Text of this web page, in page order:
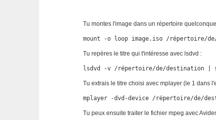
Tu montes l'image dans un répertoire
mount -o loop image.iso /répertoire/
Tu repères le titre qui t'intéresse avec lsdvd :
lsdvd -v /répertoire/de/
Tu extrais le titre choisi avec mplayer (le 1 dans
mplayer -dvd-device /répertoire/de/
Tu peux ensuite traiter le fichier mpeg avec